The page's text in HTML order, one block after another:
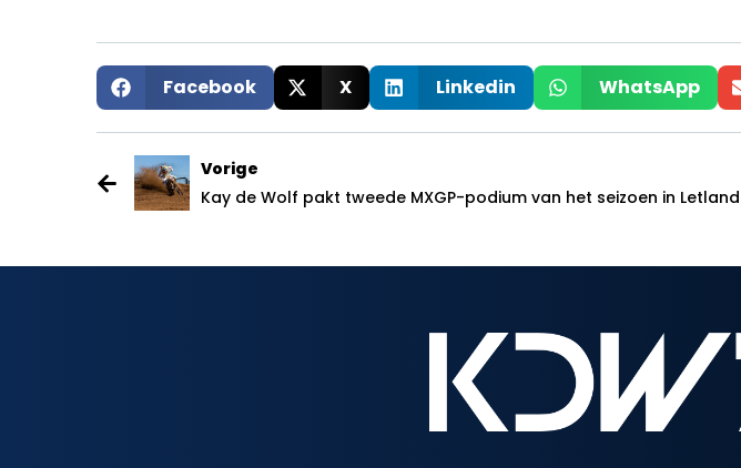
Facebook X Linkedin WhatsApp
Vorige
Kay de Wolf pakt tweede MXGP-podium van het seizoen in Letland